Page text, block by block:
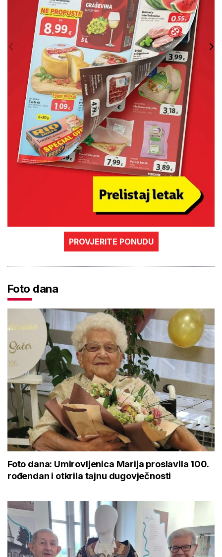
PROVJERITE PONUDU
Foto dana
Foto dana: Umirovljenica Marija proslavila 100.
rođendan i otkrila tajnu dugovječnosti